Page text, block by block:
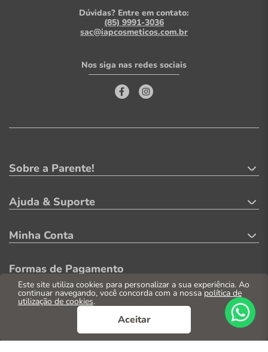
Este site utiliza cookies para personalizar a sua experiência. Ao
continuar navegando, você concorda com a nossapolítica de
utilização de cookies.
Aceitar
Dúvidas? Entre em contato:
(85) 9991-3036
sac@iapcosmeticos.com.br
Nos siga nas redes sociais
Sobre a Parente!
Ajuda & Suporte
Minha Conta
Formas de Pagamento